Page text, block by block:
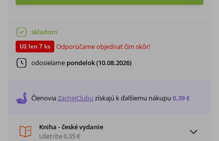
skladom
Už len 7 ks
Odporúčame objednať čím skôr!
odosielame pondelok (10.08.2026)
ČlenoviaZachejClubu získajú k ďalšiemu nákupu 0,39 €
Kniha - české vydanie
Ušetríte0,35 €